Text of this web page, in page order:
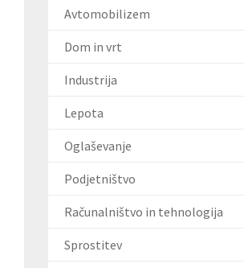
Avtomobilizem
Dom in vrt
Industrija
Lepota
Oglaševanje
Podjetništvo
Računalništvo in tehnologija
Sprostitev